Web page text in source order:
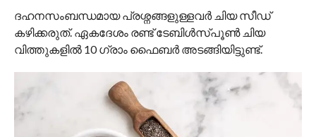
ദഹനസംബന്ധമായ പ്രശ്നങ്ങളുള്ളവർ ചിയ സീഡ്
കഴിക്കരുത്. ഏകദേശം രണ്ട് ടേബിൾസ്പൂൺ ചിയ
വിത്തുകളിൽ 10 ഗ്രാം ഫൈബർ അടങ്ങിയിട്ടുണ്ട്.